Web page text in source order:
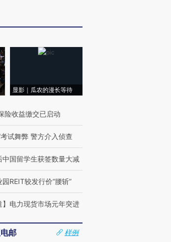
显影｜瓜农的漫长等待
险收益缴交已启动
试舞弊 警方介入侦查
中国留学生获签数量大减
REIT较发行价“腰斩”
】电力现货市场元年突进
邮
样例